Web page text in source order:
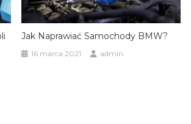
Jak Naprawiać Samochody BMW?
16 marca 2021 admin